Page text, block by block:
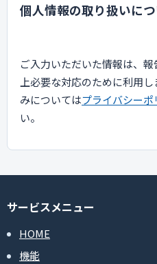
個人情報の取り扱いに
ご入力いただいた情報は、
上必要な対応のために利用
みについてはプライバシーポ
い。
サービスメニュー
HOME
機能